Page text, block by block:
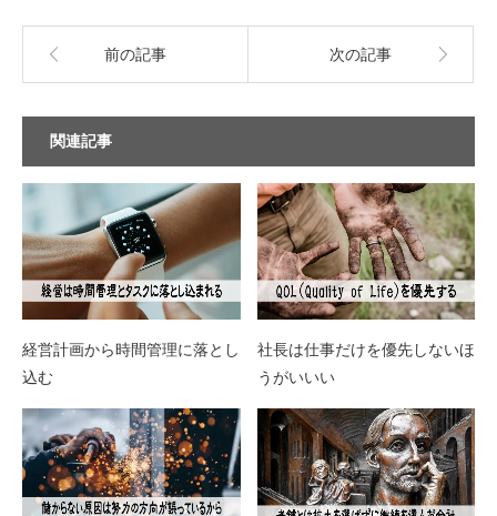
前の記事 次の記事
関連記事
経営計画から時間管理に落とし
込む
社長は仕事だけを優先しないほ
うがいいい